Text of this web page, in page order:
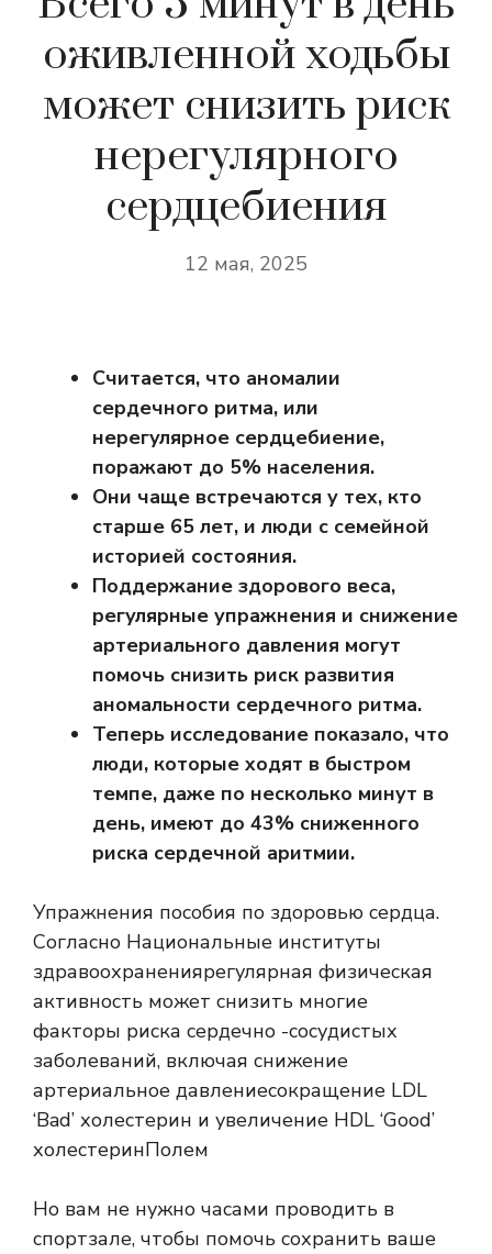
оживленной ходьбы
может снизить риск
нерегулярного
сердцебиения
12 мая, 2025
Считается, что аномалии
сердечного ритма, или
нерегулярное сердцебиение,
поражают до 5% населения.
Они чаще встречаются у тех, кто
старше 65 лет, и люди с семейной
историей состояния.
Поддержание здорового веса,
регулярные упражнения и снижение
артериального давления могут
помочь снизить риск развития
аномальности сердечного ритма.
Теперь исследование показало, что
люди, которые ходят в быстром
темпе, даже по несколько минут в
день, имеют до 43% сниженного
риска сердечной аритмии.
Упражнения пособия по здоровью сердца.
Согласно Национальные институты
здравоохранениярегулярная физическая
активность может снизить многие
факторы риска сердечно -сосудистых
заболеваний, включая снижение
артериальное давлениесокращение LDL
‘Bad’ холестерин и увеличение HDL ‘Good’
холестеринПолем
Но вам не нужно часами проводить в
спортзале, чтобы помочь сохранить ваше